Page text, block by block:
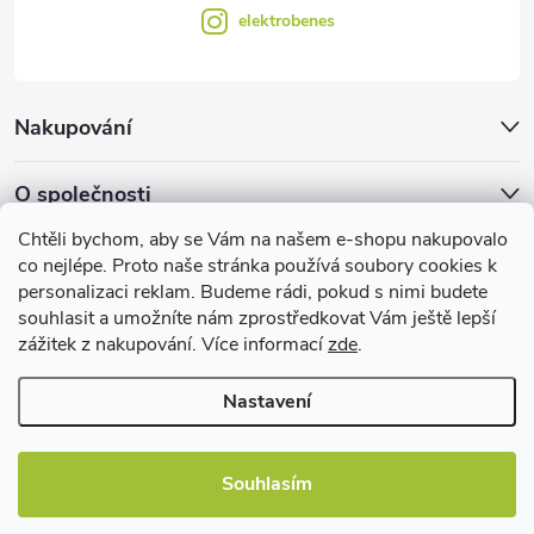
Chtěli bychom, aby se Vám na našem e-shopu nakupovalo
co nejlépe. Proto naše stránka používá soubory cookies k
personalizaci reklam. Budeme rádi, pokud s nimi budete
souhlasit a umožníte nám zprostředkovat Vám ještě lepší
zážitek z nakupování. Více informacízde.
Nastavení
Souhlasím
Nakupování
O společnosti
Facebook
elektrobenes
Užitečné informace